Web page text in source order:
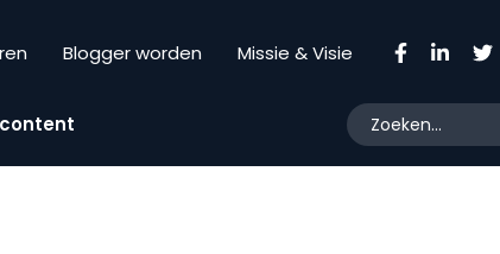
Blogger worden Missie & Visie